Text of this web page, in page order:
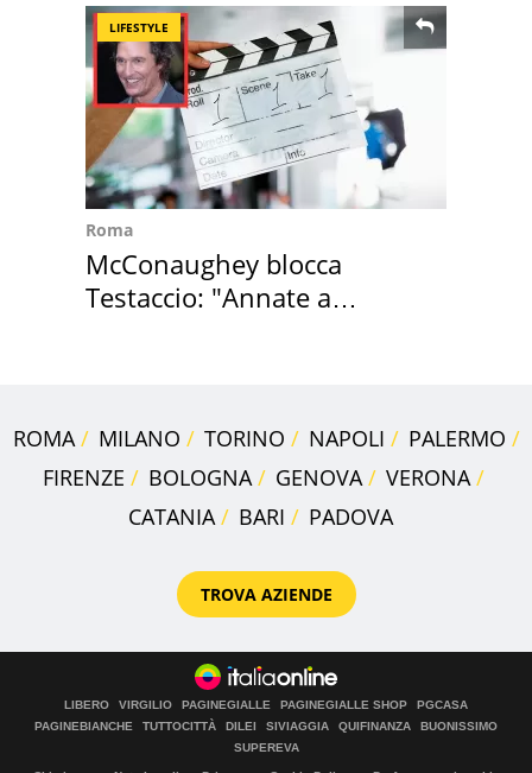
LIFESTYLE
Roma
McConaughey blocca
Testaccio: "Annate a
ROMA MILANO TORINO NAPOLI
PALERMO
FIRENZE
BOLOGNA GENOVA
VERONA
CATANIA
BARI PADOVA
TROVA AZIENDE
LIBERO VIRGILIO PAGINEGIALLE PAGINEGIALLE SHOP
PGCASA
PAGINEBIANCHE
TUTTOCITTÀ DILEI SIVIAGGIA QUIFINANZA
BUONISSIMO
SUPEREVA